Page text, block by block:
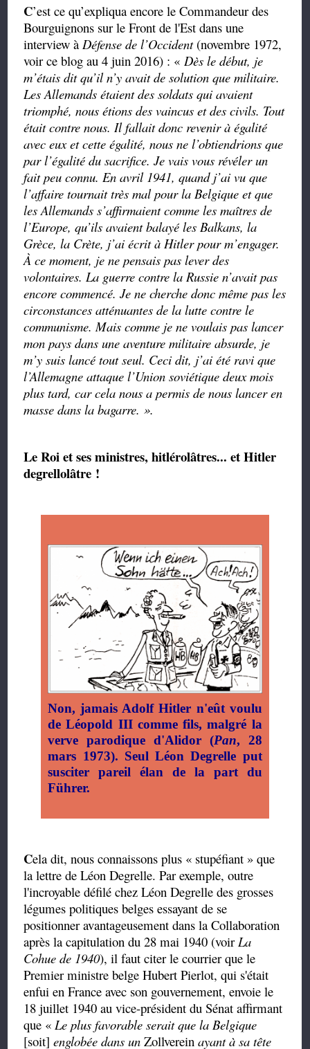
C’est ce qu’expliqua encore le Commandeur des
Bourguignons sur le Front de l'Est dans une
interview à Défense de l’Occident(novembre 1972,
voir ce blog au 4 juin 2016) : « Dès le début, je
m’étais dit qu’il n’y avait de solution que militaire.
Les Allemands étaient des soldats qui avaient
triomphé, nous étions des vaincus et des civils. Tout
était contre nous. Il fallait donc revenir à égalité
avec eux et cette égalité, nous ne l’obtiendrions que
par l’égalité du sacrifice. Je vais vous révéler un
fait peu connu. En avril 1941, quand j’ai vu que
l’affaire tournait très mal pour la Belgique et que
les Allemands s’affirmaient comme les maîtres de
l’Europe, qu’ils avaient balayé les Balkans, la
Grèce, la Crète, j’ai écrit à Hitler pour m’engager.
À ce moment, je ne pensais pas lever des
volontaires. La guerre contre la Russie n’avait pas
encore commencé. Je ne cherche donc même pas les
circonstances atténuantes de la lutte contre le
communisme. Mais comme je ne voulais pas lancer
mon pays dans une aventure militaire absurde, je
m’y suis lancé tout seul. Ceci dit, j’ai été ravi que
l’Allemagne attaque l’Union soviétique deux mois
plus tard, car cela nous a permis de nous lancer en
masse dans la bagarre. ».
Le Roi et ses ministres, hitlérolâtres... et Hitler
degrellolâtre !
Non, jamais Adolf Hitler n'eût voulu
de Léopold III comme fils, malgré la
verve parodique d'Alidor (Pan, 28
mars 1973). Seul Léon Degrelle put
susciter pareil élan de la part du
Führer.
Cela dit, nous connaissons plus « stupéfiant » que
la lettre de Léon Degrelle. Par exemple, outre
l'incroyable défilé chez Léon Degrelle des grosses
légumes politiques belges essayant de se
positionner avantageusement dans la Collaboration
après la capitulation du 28 mai 1940 (voirLa
Cohue de 1940), il faut citer le courrier que le
Premier ministre belge Hubert Pierlot, qui s'était
enfui en France avec son gouvernement, envoie le
18 juillet 1940 au vice-président du Sénat affirmant
que «Le plus favorable serait que la Belgique
[soit] englobée dans unZollvereinayant à sa tête